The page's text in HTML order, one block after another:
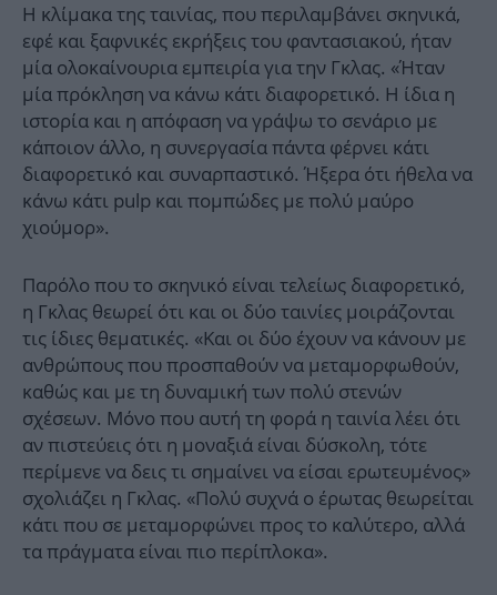
Η κλίμακα της ταινίας, που περιλαμβάνει σκηνικά,
εφέ και ξαφνικές εκρήξεις του φαντασιακού, ήταν
μία ολοκαίνουρια εμπειρία για την Γκλας. «Ήταν
μία πρόκληση να κάνω κάτι διαφορετικό. Η ίδια η
ιστορία και η απόφαση να γράψω το σενάριο με
κάποιον άλλο, η συνεργασία πάντα φέρνει κάτι
διαφορετικό και συναρπαστικό. Ήξερα ότι ήθελα να
κάνω κάτι pulp και πομπώδες με πολύ μαύρο
χιούμορ».
Παρόλο που το σκηνικό είναι τελείως διαφορετικό,
η Γκλας θεωρεί ότι και οι δύο ταινίες μοιράζονται
τις ίδιες θεματικές. «Και οι δύο έχουν να κάνουν με
ανθρώπους που προσπαθούν να μεταμορφωθούν,
καθώς και με τη δυναμική των πολύ στενών
σχέσεων. Μόνο που αυτή τη φορά η ταινία λέει ότι
αν πιστεύεις ότι η μοναξιά είναι δύσκολη, τότε
περίμενε να δεις τι σημαίνει να είσαι ερωτευμένος»
σχολιάζει η Γκλας. «Πολύ συχνά ο έρωτας θεωρείται
κάτι που σε μεταμορφώνει προς το καλύτερο, αλλά
τα πράγματα είναι πιο περίπλοκα».